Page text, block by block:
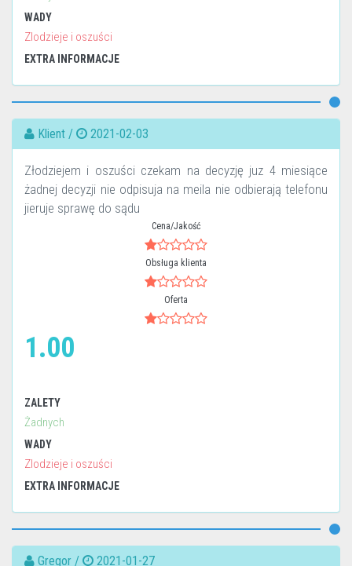
WADY
Zlodzieje i oszuści
EXTRA INFORMACJE
Klient / 2021-02-03
Złodziejem i oszuści czekam na decyzję juz 4 miesiące
żadnej decyzji nie odpisuja na meila nie odbierają telefonu
jieruje sprawę do sądu
Cena/Jakość
Obsługa klienta
Oferta
1.00
ZALETY
Żadnych
WADY
Zlodzieje i oszuści
EXTRA INFORMACJE
Gregor / 2021-01-27